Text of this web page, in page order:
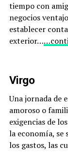
tiempo con
negocios
establecer
exterior…
Virgo
Una jornada de
amoroso o
exigencias de
la economía, se
los gastos, las